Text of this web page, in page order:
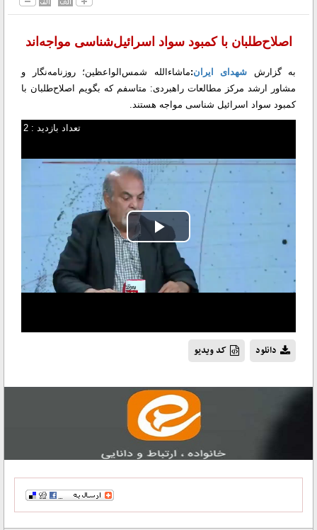
اصلاح‌طلبان با کمبود سواد اسرائیل‌شناسی مواجه‌اند
به گزارش شهدای ایران:ماشاءالله شمس‌الواعظین؛ روزنامه‌نگار و
مشاور ارشد مرکز مطالعات راهبردی: متاسفم که بگویم اصلاح‌طلبان با
کمبود سواد اسرائیل شناسی مواجه هستند.
Play
Video
تعداد بازدید : 2
کد ویدیو دانلود